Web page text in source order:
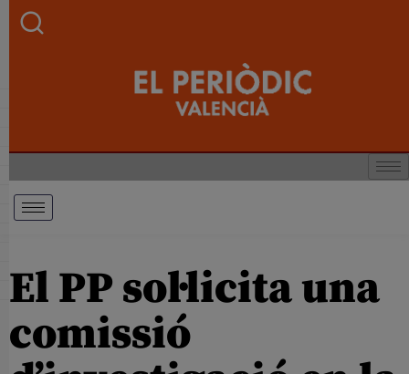
El PP sol·licita una
comissió